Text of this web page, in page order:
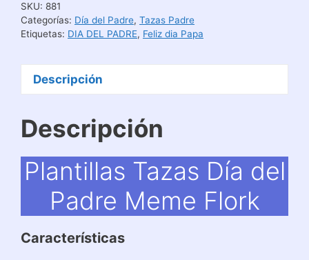
Meme
Flork
SKU: 881
Categorías: Día del Padre, Tazas Padre
Etiquetas: DIA DEL PADRE, Feliz dia Papa
Descripción
Descripción
Plantillas Tazas Día del
Padre Meme Flork
Características